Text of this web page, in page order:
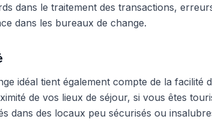
dans le traitement des transactions,
dans les bureaux de change.
idéal tient également compte de la facilité
de vos lieux de séjour, si vous êtes
dans des locaux peu sécurisés ou